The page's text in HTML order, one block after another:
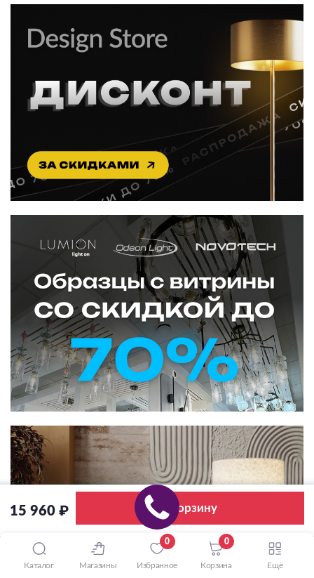
15 960 ₽ В корзину
Каталог Магазины
0
Избранное
0
Корзина Ещё